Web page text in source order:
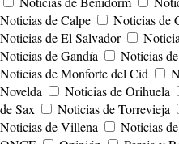
Noticias de Calpe
Noticias de
Noticias de El Salvador
Noticias de Gandía
Noticias
Noticias de Monforte del Cid
Novelda
Noticias de Orihuela
de Sax
Noticias de Torrevieja
Noticias de Villena
Noticias